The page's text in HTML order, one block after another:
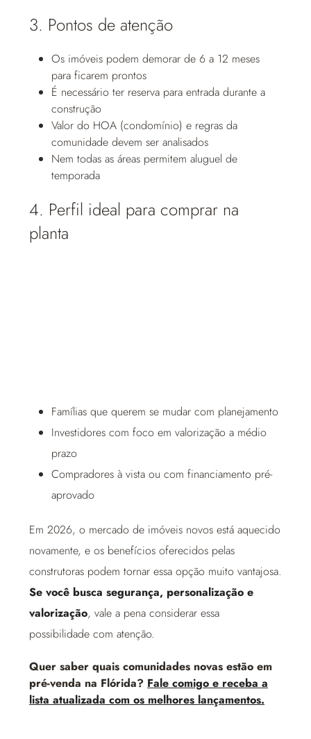
3. Pontos de atenção
Os imóveis podem demorar de 6 a 12 meses
para ficarem prontos
É necessário ter reserva para entrada durante a
construção
Valor do HOA (condomínio) e regras da
comunidade devem ser analisados
Nem todas as áreas permitem aluguel de
temporada
4. Perfil ideal para comprar na
planta
Famílias que querem se mudar com planejamento
Investidores com foco em valorização a médio
prazo
Compradores à vista ou com financiamento pré-
aprovado
Em 2026, o mercado de imóveis novos está aquecido
novamente, e os benefícios oferecidos pelas
construtoras podem tornar essa opção muito vantajosa.
Se você busca segurança, personalização e
valorização, vale a pena considerar essa
possibilidade com atenção.
Quer saber quais comunidades novas estão em
pré-venda na Flórida? Fale comigo e receba a
lista atualizada com os melhores lançamentos.